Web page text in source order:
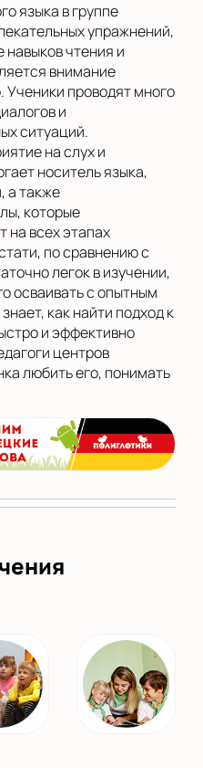
языка в группе
упражнений,
навыков чтения и
внимание
проводят много
и
ситуаций.
на слух и
носитель языка,
а также
которые
на всех этапах
по сравнению с
легок в изучении,
осваивать с опытным
как найти подход к
и эффективно
центров
любить его, понимать